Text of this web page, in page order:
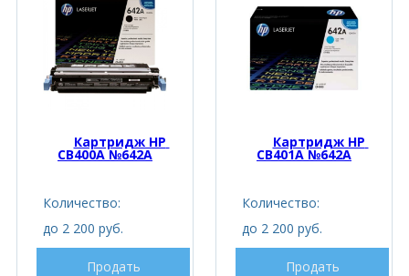
Картридж HP
CB400A №642A
Количество:
до 2 200 руб.
Продать
Картридж HP
CB401A №642A
Количество:
до 2 200 руб.
Продать